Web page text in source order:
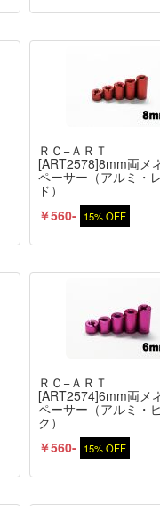
ＲＣ−ＡＲＴ
[ART2578]8mm両メ
ペーサー（アルミ・
ド）
￥560- 15% OFF
ＲＣ−ＡＲＴ
[ART2574]6mm両メ
ペーサー（アルミ・
ク）
￥560- 15% OFF